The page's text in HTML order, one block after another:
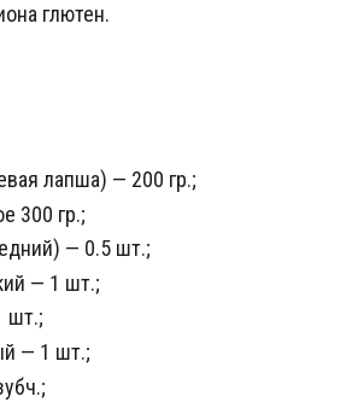
глютен.
лапша) — 200 гр.;
300 гр.;
— 0.5 шт.;
— 1 шт.;
шт.;
— 1 шт.;